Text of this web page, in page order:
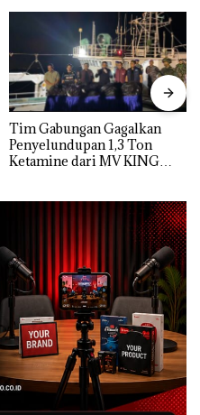
Tim Gabungan Gagalkan
Penyelundupan 1,3 Ton
Ketamine dari MV KING